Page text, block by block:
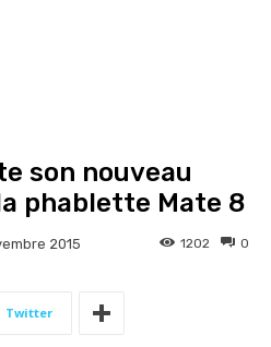
son nouveau
phablette Mate 8
2015 0
1202
Twitter